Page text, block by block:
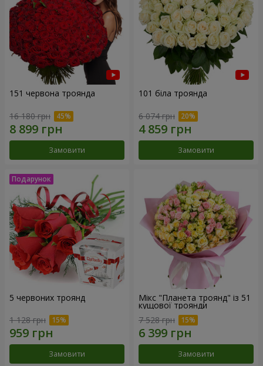
151 червона троянда
16 180 грн
Замовити
101 біла троянда
6 074 грн
Замовити
5 червоних троянд
1 128 грн
Замовити
Мікс "Планета троянд" із 51
кущової троянди
7 528 грн
Замовити